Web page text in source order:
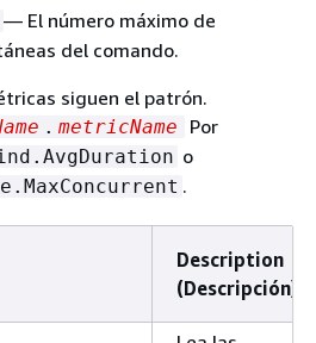
— El número máximo de
del comando.
siguen el patrón.
. metricName
Por
o
.
Description
(Descripción)